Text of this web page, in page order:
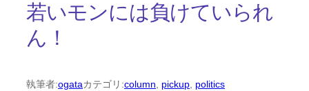
若いモンには負けていられ
ん！
執筆者:ogataカテゴリ:column, pickup, politics